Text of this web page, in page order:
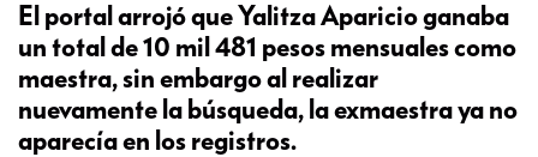
El portal arrojó que Yalitza Aparicio ganaba
un total de 10 mil 481 pesos mensuales como
maestra, sin embargo al realizar
nuevamente la búsqueda, la exmaestra ya no
aparecía en los registros.